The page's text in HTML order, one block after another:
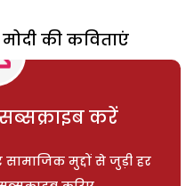
की कविताएं
करें
मुद्दों से जुड़ी हर